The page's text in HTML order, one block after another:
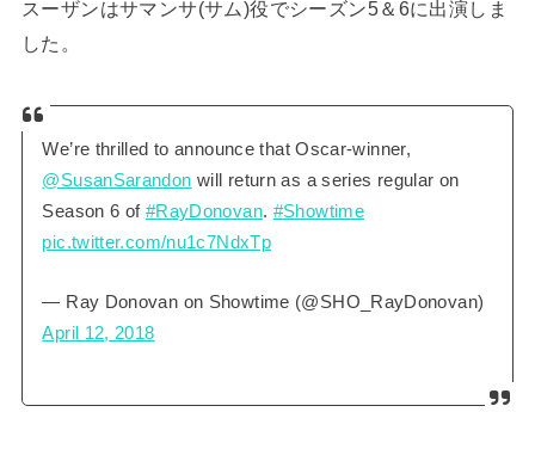
スーザンはサマンサ(サム)役でシーズン5＆6に出演しま
した。
We’re thrilled to announce that Oscar-winner,
@SusanSarandon will return as a series regular on
Season 6 of #RayDonovan. #Showtime
pic.twitter.com/nu1c7NdxTp
— Ray Donovan on Showtime (@SHO_RayDonovan)
April 12, 2018